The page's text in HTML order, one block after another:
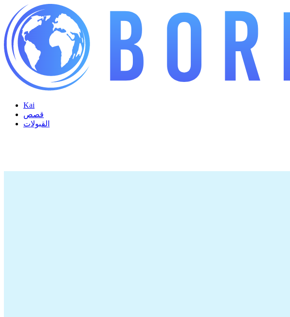
Kai
قصص
القبولات